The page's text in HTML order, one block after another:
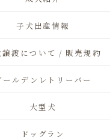
子犬出産情報
譲渡について / 販売規約
ールデンレトリーバー
大型犬
ドッグラン